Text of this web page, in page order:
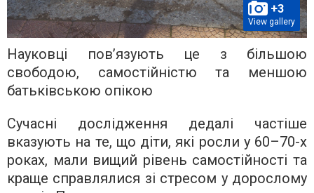
+3
View gallery
Науковці пов’язують це з більшою
свободою, самостійністю та меншою
батьківською опікою
Сучасні дослідження дедалі частіше
вказують на те, що діти, які росли у 60–70-х
роках, мали вищий рівень самостійності та
краще справлялися зі стресом у дорослому